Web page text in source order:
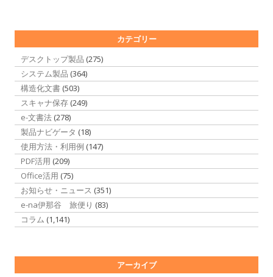
カテゴリー
デスクトップ製品 (275)
システム製品 (364)
構造化文書 (503)
スキャナ保存 (249)
e-文書法 (278)
製品ナビゲータ (18)
使用方法・利用例 (147)
PDF活用 (209)
Office活用 (75)
お知らせ・ニュース (351)
e-na伊那谷 旅便り (83)
コラム (1,141)
アーカイブ